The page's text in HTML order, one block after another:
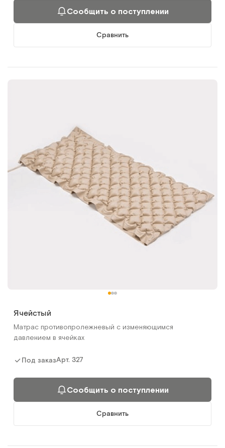
Сообщить о поступлении
Сравнить
Ячейстый
Матрас противопролежневый с изменяющимся
давлением в ячейках
Под заказАрт. 327
Сообщить о поступлении
Сравнить